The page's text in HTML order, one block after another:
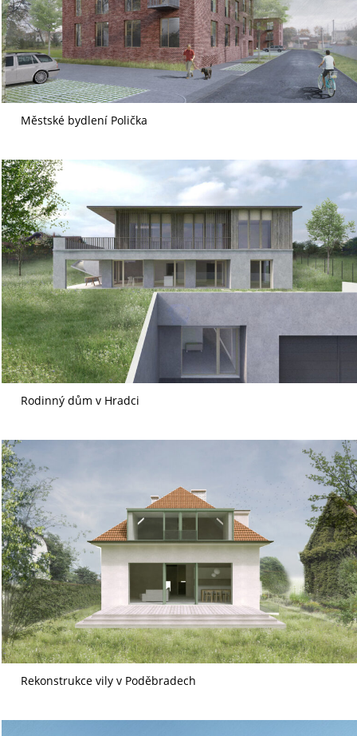
Městské bydlení Polička
Rodinný dům v Hradci
Rekonstrukce vily v Poděbradech